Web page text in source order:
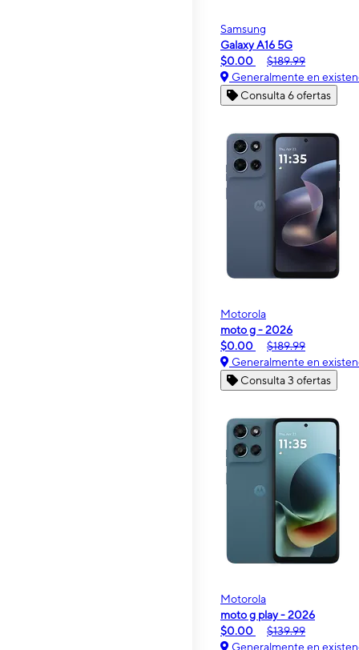
Samsung
Galaxy A16 5G
$0.00
$189.99
Generalmente en
Consulta 6 ofertas
Motorola
moto g - 2026
$0.00
$189.99
Generalmente en
Consulta 3 ofertas
Motorola
moto g play - 2026
$0.00
$139.99
Generalmente en